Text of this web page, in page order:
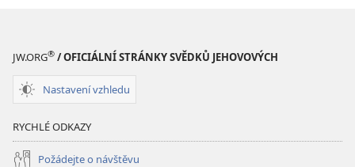
JW.ORG® / OFICIÁLNÍ STRÁNKY SVĚDKŮ JEHOVOVÝCH
Nastavení vzhledu
RYCHLÉ ODKAZY
Požádejte o návštěvu